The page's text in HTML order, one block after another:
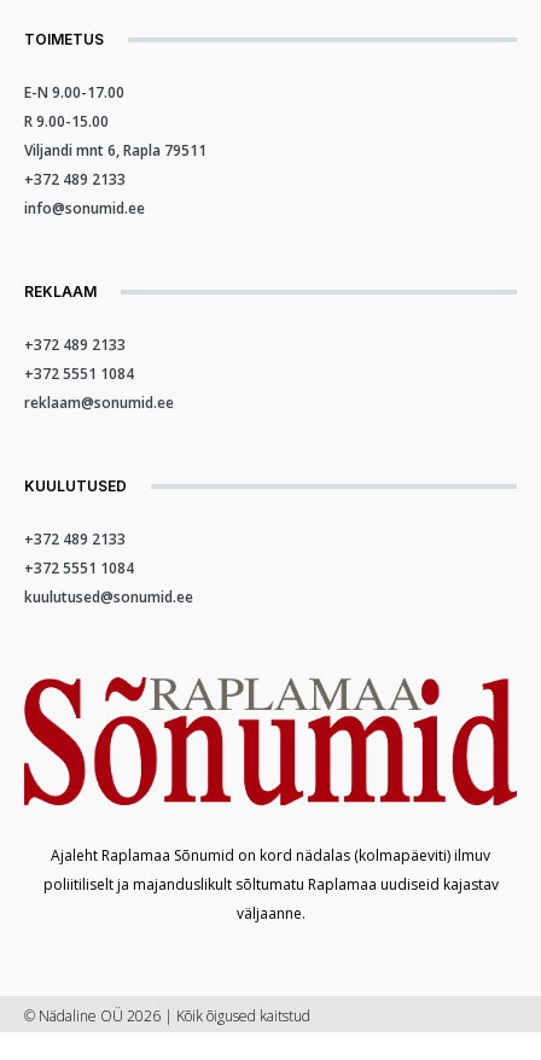
TOIMETUS
E-N 9.00-17.00
R 9.00-15.00
Viljandi mnt 6, Rapla 79511
+372 489 2133
info@sonumid.ee
REKLAAM
+372 489 2133
+372 5551 1084
reklaam@sonumid.ee
KUULUTUSED
+372 489 2133
+372 5551 1084
kuulutused@sonumid.ee
Ajaleht Raplamaa Sõnumid on kord nädalas (kolmapäeviti) ilmuv
poliitiliselt ja majanduslikult sõltumatu Raplamaa uudiseid kajastav
väljaanne.
© Nädaline OÜ 2026 | Kõik õigused kaitstud